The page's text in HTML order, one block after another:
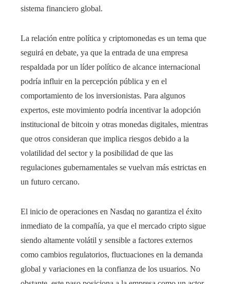
sistema financiero global.
La relación entre política y criptomonedas es un tema que
seguirá en debate, ya que la entrada de una empresa
respaldada por un líder político de alcance internacional
podría influir en la percepción pública y en el
comportamiento de los inversionistas. Para algunos
expertos, este movimiento podría incentivar la adopción
institucional de bitcoin y otras monedas digitales, mientras
que otros consideran que implica riesgos debido a la
volatilidad del sector y la posibilidad de que las
regulaciones gubernamentales se vuelvan más estrictas en
un futuro cercano.
El inicio de operaciones en Nasdaq no garantiza el éxito
inmediato de la compañía, ya que el mercado cripto sigue
siendo altamente volátil y sensible a factores externos
como cambios regulatorios, fluctuaciones en la demanda
global y variaciones en la confianza de los usuarios. No